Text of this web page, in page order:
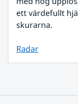
ett värdefullt
skurarna.
Radar